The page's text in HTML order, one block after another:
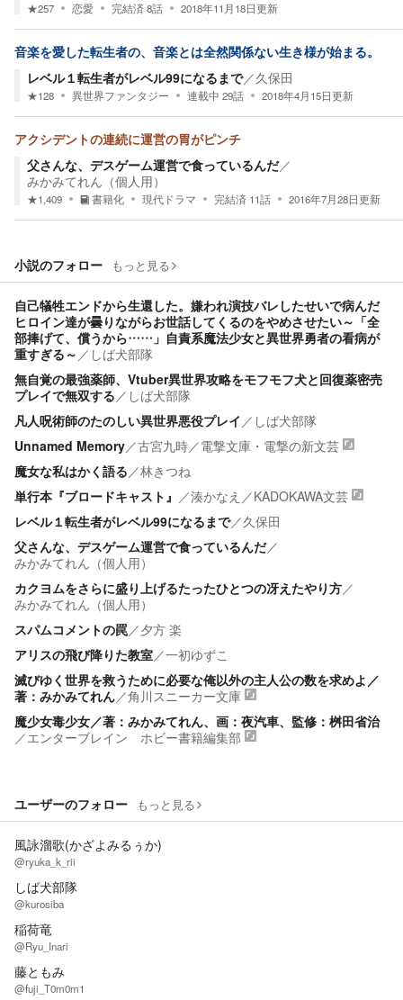
★257 恋愛 完結済8話 2018年11月18日更新
音楽を愛した転生者の、音楽とは全然関係ない生き様が始まる。
レベル１転生者がレベル99になるまで／久保田
★128 異世界ファンタジー 連載中 29話 2018年4月15日更新
アクシデントの連続に運営の胃がピンチ
父さんな、デスゲーム運営で食っているんだ／
みかみてれん（個人用）
★1,409 書籍化 現代ドラマ 完結済 11話 2016年7月28日更新
小説のフォロー もっと見る
自己犠牲エンドから生還した。嫌われ演技バレしたせいで病んだ
ヒロイン達が曇りながらお世話してくるのをやめさせたい～「全
部捧げて、償うから……」自責系魔法少女と異世界勇者の看病が
重すぎる～ ／ しば犬部隊
無自覚の最強薬師、Vtuber異世界攻略をモフモフ犬と回復薬密売
プレイで無双する／ しば犬部隊
凡人呪術師のたのしい異世界悪役プレイ ／ しば犬部隊
Unnamed Memory／古宮九時／電撃文庫・電撃の新文芸
魔女な私はかく語る／林きつね
単行本『ブロードキャスト』 ／湊かなえ ／KADOKAWA文芸
レベル１転生者がレベル99になるまで／久保田
父さんな、デスゲーム運営で食っているんだ／
みかみてれん（個人用）
カクヨムをさらに盛り上げるたったひとつの冴えたやり方／
みかみてれん（個人用）
スパムコメントの罠／夕方 楽
アリスの飛び降りた教室／一初ゆずこ
滅びゆく世界を救うために必要な俺以外の主人公の数を求めよ／
著：みかみてれん／角川スニーカー文庫
魔少女毒少女／著：みかみてれん、画：夜汽車、監修：桝田省治
／エンターブレイン ホビー書籍編集部
ユーザーのフォロー もっと見る
風詠溜歌(かざよみるぅか)
@ryuka_k_rii
しば犬部隊
@kurosiba
稲荷竜
@Ryu_Inari
藤ともみ
@fuji_T0m0m1